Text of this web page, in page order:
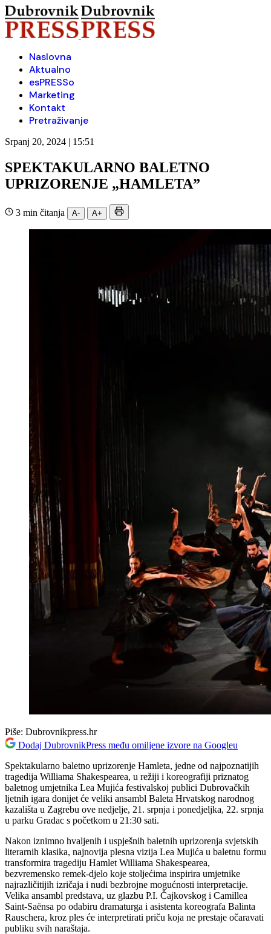
Naslovna
Aktualno
esPRESSo
Marketing
Kontakt
Pretraživanje
Srpanj 20, 2024 | 15:51
SPEKTAKULARNO BALETNO
UPRIZORENJE „HAMLETA”
3 min čitanja A- A+
Piše: Dubrovnikpress.hr
Dodaj DubrovnikPress među omiljene izvore na Googleu
Spektakularno baletno uprizorenje Hamleta, jedne od najpoznatijih
tragedija Williama Shakespearea, u režiji i koreografiji priznatog
baletnog umjetnika Lea Mujića festivalskoj publici Dubrovačkih
ljetnih igara donijet će veliki ansambl Baleta Hrvatskog narodnog
kazališta u Zagrebu ove nedjelje, 21. srpnja i ponedjeljka, 22. srpnja
u parku Gradac s početkom u 21:30 sati.
Nakon iznimno hvaljenih i uspješnih baletnih uprizorenja svjetskih
literarnih klasika, najnovija plesna vizija Lea Mujića u baletnu formu
transformira tragediju Hamlet Williama Shakespearea,
bezvremensko remek-djelo koje stoljećima inspirira umjetnike
najrazličitijih izričaja i nudi bezbrojne mogućnosti interpretacije.
Velika ansambl predstava, uz glazbu P.I. Čajkovskog i Camillea
Saint-Saënsa po odabiru dramaturga i asistenta koreografa Balinta
Rauschera, kroz ples će interpretirati priču koja ne prestaje očaravati
publiku svih naraštaja.